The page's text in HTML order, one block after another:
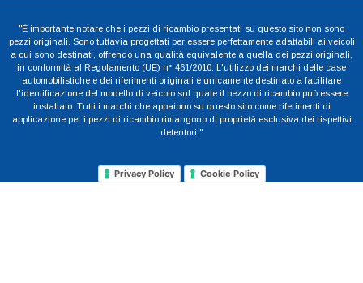
"È importante notare che i pezzi di ricambio presentati su questo sito non sono
pezzi originali. Sono tuttavia progettati per essere perfettamente adattabili ai veicoli
a cui sono destinati, offrendo una qualità equivalente a quella dei pezzi originali,
in conformità al Regolamento (UE) n° 461/2010. L'utilizzo dei marchi delle case
automobilistiche e dei riferimenti originali è unicamente destinato a facilitare
l'identificazione del modello di veicolo sul quale il pezzo di ricambio può essere
installato. Tutti i marchi che appaiono su questo sito come riferimenti di
applicazione per i pezzi di ricambio rimangono di proprietà esclusiva dei rispettivi
detentori."
Privacy Policy Cookie Policy